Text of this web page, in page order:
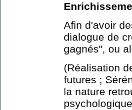
Afin d'avoir
dialogue de
gagnés", ou
(Réalisation
futures ;
la nature